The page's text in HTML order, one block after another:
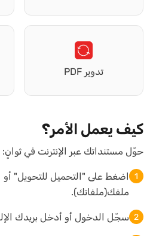
تدوير PDF
كيف يعمل الأمر؟
حوّل مستنداتك عبر الإنترنت في ثوانٍ:
1
اضغط على "التحميل للتحويل"
ملفك(ملفاتك).
2 سجّل الدخول أو أدخل بريدك